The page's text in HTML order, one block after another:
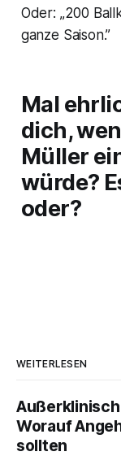
Oder: „200
ganze Saison.”
Mal
dich,
Müller
würde?
oder?
WEITERLESEN
Worauf
sollten